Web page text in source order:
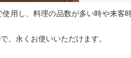
用し、料理の品数が多い時や来客
、永くお使いいただけます。